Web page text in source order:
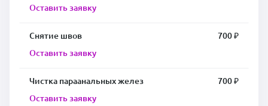
Оставить заявку
Снятие швов
700 ₽
Оставить заявку
Чистка параанальных желез
700 ₽
Оставить заявку